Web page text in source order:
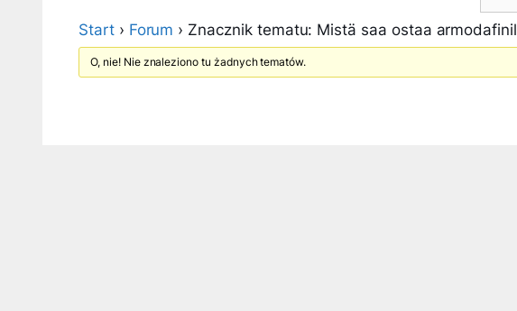
Start › Forum › Znacznik tematu: Mistä saa ostaa armodafinil
O, nie! Nie znaleziono tu żadnych tematów.